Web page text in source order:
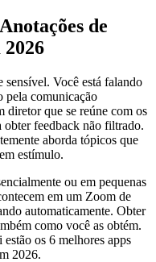
de
Você está falando
pela comunicação
diretor que se reúne com os
obter feedback não filtrado.
aborda tópicos que
estímulo.
ou em pequenas
em um Zoom de
automaticamente. Obter
como você as obtém.
os 6 melhores apps
2026.